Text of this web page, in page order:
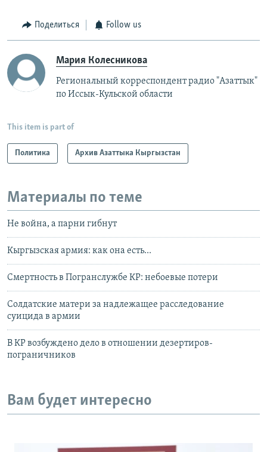
Поделиться Follow us
Мария Колесникова
Региональный корреспондент радио "Азаттык"
по Иссык-Кульской области
This item is part of
Политика Архив Азаттыка Кыргызстан
Материалы по теме
Не война, а парни гибнут
Кыргызская армия: как она есть...
Смертность в Погранслужбе КР: небоевые потери
Солдатские матери за надлежащее расследование
суицида в армии
В КР возбуждено дело в отношении дезертиров-
пограничников
Вам будет интересно